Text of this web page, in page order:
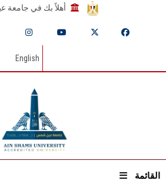
أهلاً بك في
English
القائمة